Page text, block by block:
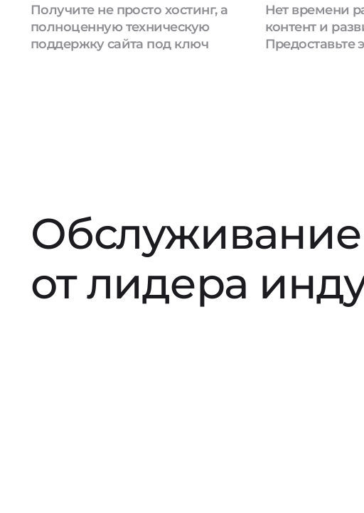
Получите не просто хостинг, а
полноценную техническую
поддержку сайта под ключ
Нет времени
контент и
Предоставьте
Обслуживание
от лидера